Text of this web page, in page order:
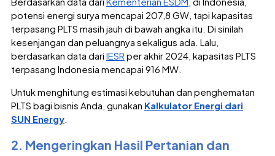
potensi energi surya mencapai 207,8 GW, tapi kapasitas
terpasang PLTS masih jauh di bawah angka itu. Di sinilah
kesenjangan dan peluangnya sekaligus ada. Lalu,
berdasarkan data dari IESR per akhir 2024, kapasitas PLTS
terpasang Indonesia mencapai 916 MW.
Untuk menghitung estimasi kebutuhan dan penghematan
PLTS bagi bisnis Anda, gunakan Kalkulator Energi dari
SUN Energy.
2. Mengeringkan Hasil Pertanian dan